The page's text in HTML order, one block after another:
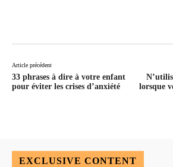
Article précédent
33 phrases à dire à votre enfant
pour éviter les crises d’anxiété
lorsque
EXCLUSIVE CONTENT